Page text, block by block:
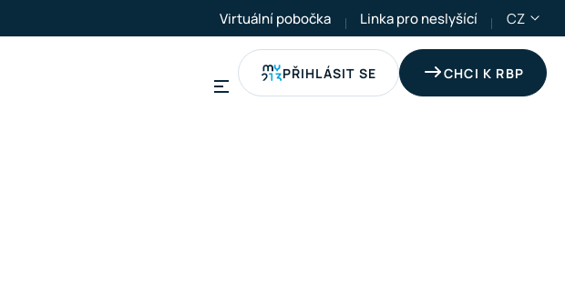
Virtuální pobočka Linka pro neslyšící CZ
PŘIHLÁSIT SE CHCI K RBP